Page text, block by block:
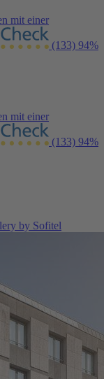
mit einer
(133) 94%
mit einer
(133) 94%
by Sofitel